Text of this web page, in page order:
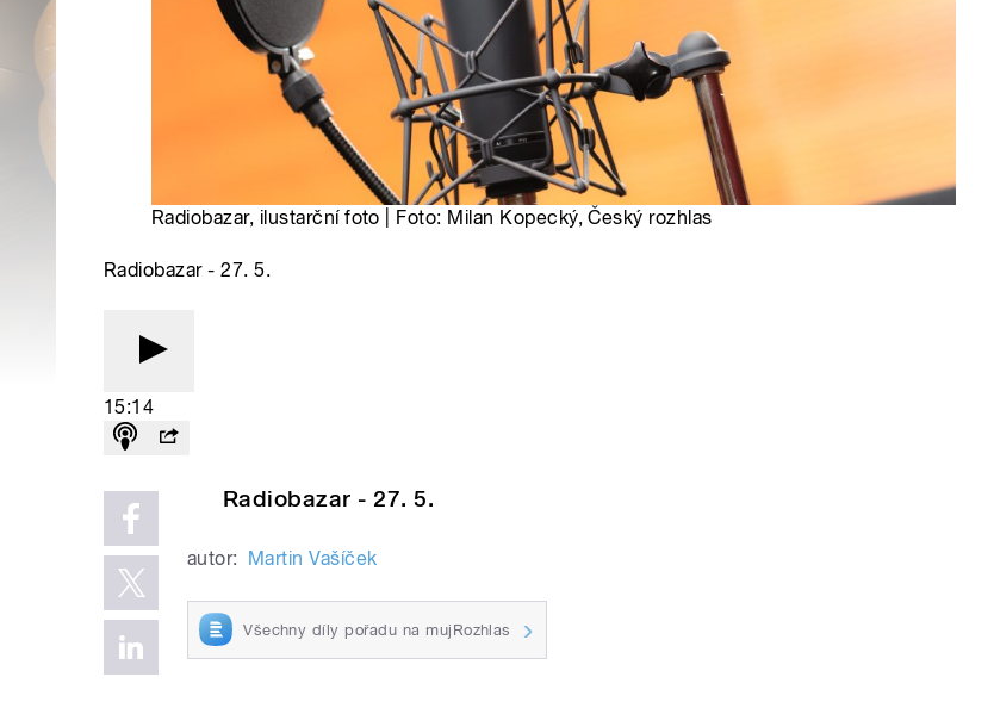
Radiobazar, ilustarční foto | Foto: Milan Kopecký, Český rozhlas
Radiobazar - 27. 5.
15:14
Radiobazar - 27. 5.
autor: Martin Vašíček
Všechny díly pořadu na mujRozhlas